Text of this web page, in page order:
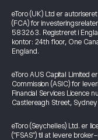
eToro (UK) Ltd er
(FCA) for
583263. Registreret i
kontor: 24th floor, One
England.
eToro AUS Capital Limited
Commission (ASIC) for
Financial Services Licence
Castlereagh Street,
eToro (Seychelles) Ltd. er
("FSAS") til at levere